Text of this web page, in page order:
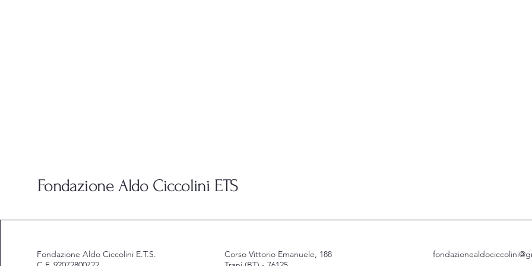
Fondazione Aldo Ciccolini ETS
Fondazione Aldo Ciccolini E.T.S.
Corso Vittorio Emanuele, 188